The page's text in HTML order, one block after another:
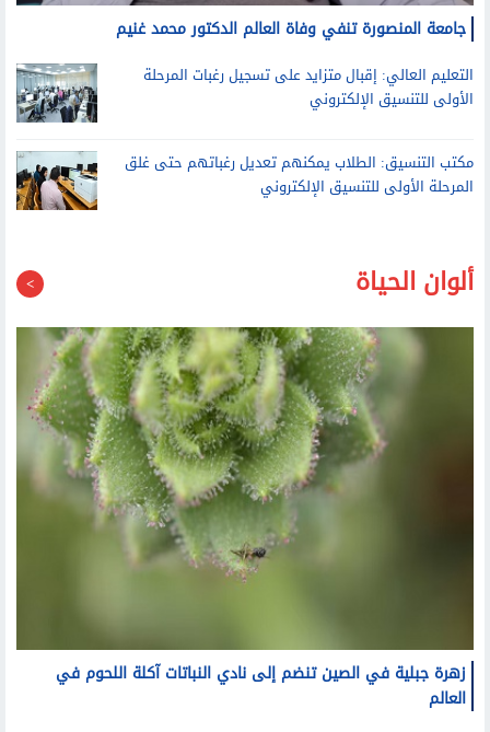
جامعة المنصورة تنفي وفاة العالم الدكتور محمد غنيم
التعليم العالي: إقبال متزايد على تسجيل رغبات المرحلة
الأولى للتنسيق الإلكتروني
مكتب التنسيق: الطلاب يمكنهم تعديل رغباتهم حتى غلق
المرحلة الأولى للتنسيق الإلكتروني
ألوان الحياة
زهرة جبلية في الصين تنضم إلى نادي النباتات آكلة اللحوم في
العالم